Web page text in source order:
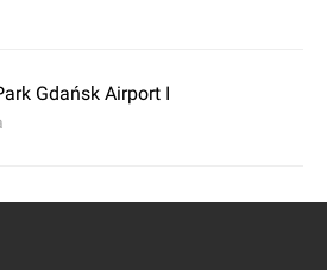
Gdańsk Airport I